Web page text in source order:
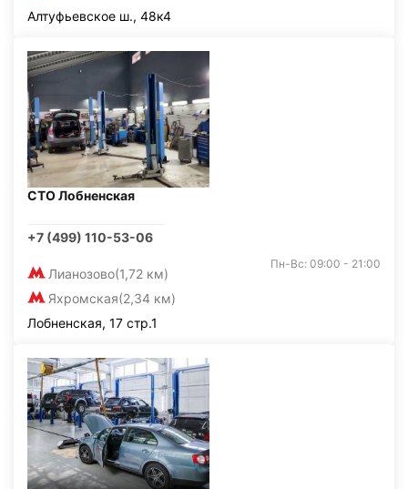
Алтуфьевское ш., 48к4
СТО Лобненская
+7 (499) 110-53-06
Лианозово(1,72 км)
Яхромская(2,34 км)
Пн-Вс: 09:00 - 21:00
Лобненская, 17 стр.1